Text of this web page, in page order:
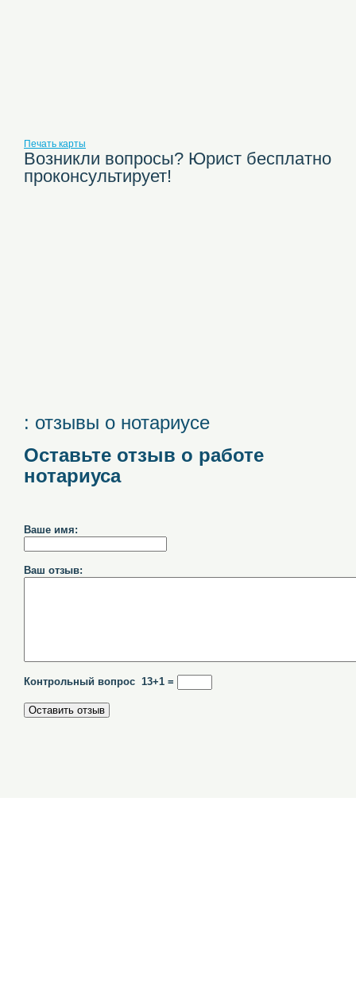
Печать карты
Возникли вопросы? Юрист бесплатно
проконсультирует!
: отзывы о нотариусе
Оставьте отзыв о работе
нотариуса
Ваше имя:
Ваш отзыв:
Контрольный вопрос 13+1 =